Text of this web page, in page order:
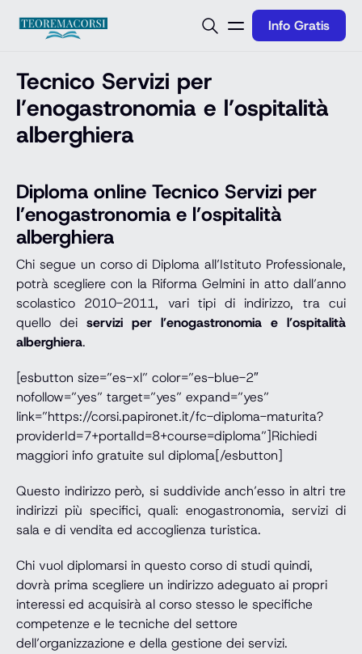
Info Gratis
Tecnico Servizi per
l’enogastronomia e l’ospitalità
alberghiera
Diploma online Tecnico Servizi per
l’enogastronomia e l’ospitalità
alberghiera
Chi segue un corso di Diploma all’Istituto Professionale,
potrà scegliere con la Riforma Gelmini in atto dall’anno
scolastico 2010-2011, vari tipi di indirizzo, tra cui
quello dei servizi per l’enogastronomia e l’ospitalità
alberghiera.
[esbutton size=”es-xl” color=”es-blue-2″
nofollow=”yes” target=”yes” expand=”yes”
link=”https://corsi.papironet.it/fc-diploma-maturita?
providerId=7+portalId=8+course=diploma”]Richiedi
maggiori info gratuite sul diploma[/esbutton]
Questo indirizzo però, si suddivide anch’esso in altri tre
indirizzi più specifici, quali: enogastronomia, servizi di
sala e di vendita ed accoglienza turistica.
Chi vuol diplomarsi in questo corso di studi quindi,
dovrà prima scegliere un indirizzo adeguato ai propri
interessi ed acquisirà al corso stesso le specifiche
competenze e le tecniche del settore
dell’organizzazione e della gestione dei servizi.